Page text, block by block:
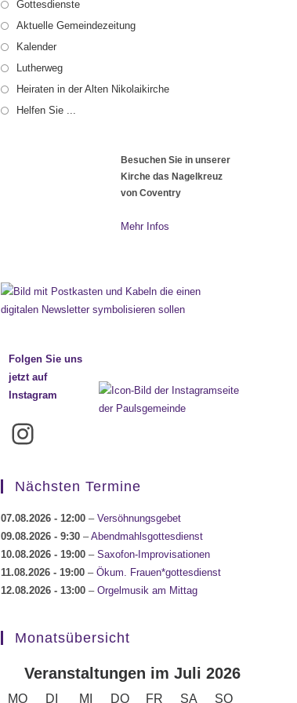
Gottesdienste
Aktuelle Gemeindezeitung
Kalender
Lutherweg
Heiraten in der Alten Nikolaikirche
Helfen Sie ...
Besuchen Sie in unserer
Kirche das Nagelkreuz
von Coventry
Mehr Infos
Folgen Sie uns
jetzt auf
Instagram
Instagram
Nächsten Termine
07.08.2026 - 12:00 – Versöhnungsgebet
09.08.2026 - 9:30 –Abendmahlsgottesdienst
10.08.2026 - 19:00 – Saxofon-Improvisationen
11.08.2026 - 19:00 – Ökum. Frauen*gottesdienst
12.08.2026 - 13:00 – Orgelmusik am Mittag
Monatsübersicht
Veranstaltungen im Juli 2026
MO MONTAG
DI DIENSTAG
MI MITTWOCH
DO DONNERSTAG
FR FREITAG
SA SAMSTAG
SOSONNTAG